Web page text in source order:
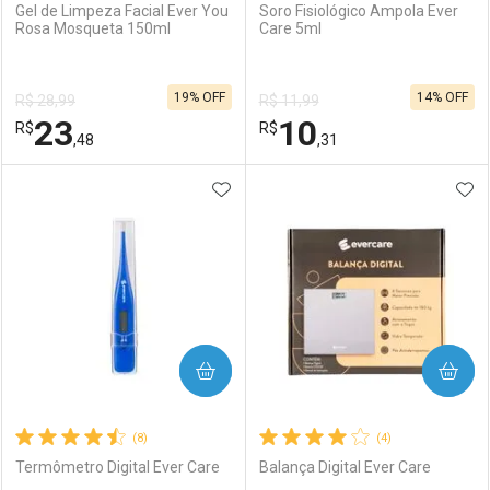
Gel de Limpeza Facial Ever You
Rosa Mosqueta 150ml
R$ 28,99
R$23,48
19% OFF
Laboratório
Por Menos
Soro Fisiológico Ampola Ever
Care 5ml
R$ 11,99
R$10,31
14% OFF
Laboratório
Por Menos
(8)
Termômetro Digital Ever Care
ADICIONAR AOS FAVORITOS
COMPRAR
(4)
Balança Digital Ever Care
COMPRAR